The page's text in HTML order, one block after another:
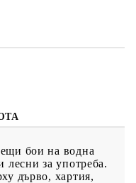
бои на водна
лесни за употреба.
дърво, хартия,